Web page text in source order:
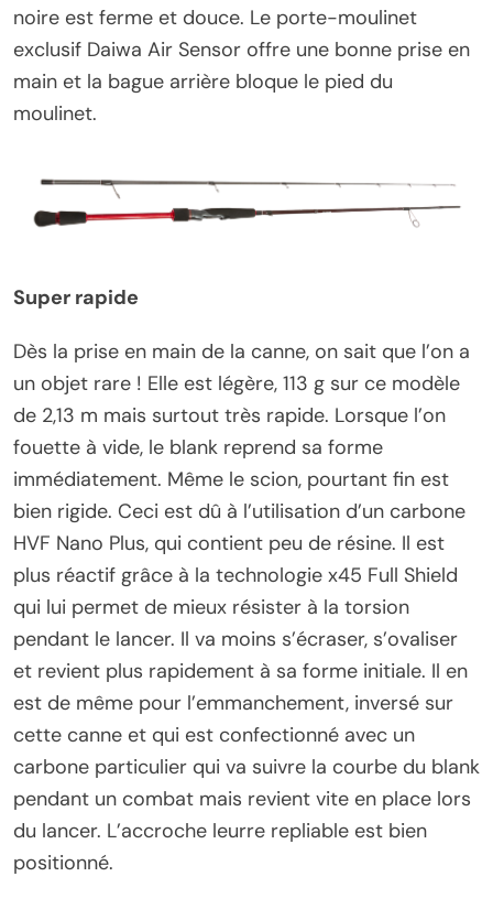
noire est ferme et douce. Le porte-moulinet
exclusif Daiwa Air Sensor offre une bonne prise en
main et la bague arrière bloque le pied du
moulinet.
Super rapide
Dès la prise en main de la canne, on sait que l’on a
un objet rare ! Elle est légère, 113 g sur ce modèle
de 2,13 m mais surtout très rapide. Lorsque l’on
fouette à vide, le blank reprend sa forme
immédiatement. Même le scion, pourtant fin est
bien rigide. Ceci est dû à l’utilisation d’un carbone
HVF Nano Plus, qui contient peu de résine. Il est
plus réactif grâce à la technologie x45 Full Shield
qui lui permet de mieux résister à la torsion
pendant le lancer. Il va moins s’écraser, s’ovaliser
et revient plus rapidement à sa forme initiale. Il en
est de même pour l’emmanchement, inversé sur
cette canne et qui est confectionné avec un
carbone particulier qui va suivre la courbe du blank
pendant un combat mais revient vite en place lors
du lancer. L’accroche leurre repliable est bien
positionné.